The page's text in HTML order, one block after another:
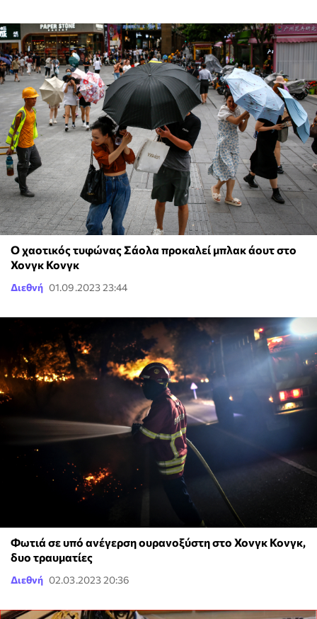
Ο χαοτικός τυφώνας Σάολα προκαλεί μπλακ άουτ στο
Χονγκ Κονγκ
Διεθνή 01.09.2023 23:44
Φωτιά σε υπό ανέγερση ουρανοξύστη στο Χονγκ Κονγκ,
δυο τραυματίες
Διεθνή 02.03.2023 20:36